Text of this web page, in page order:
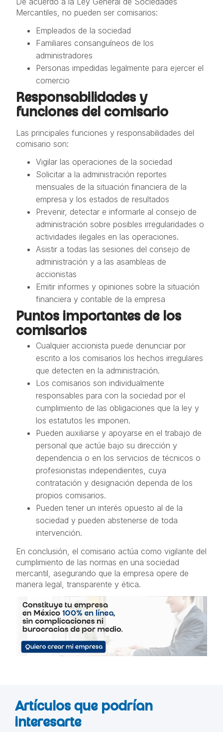
Mercantiles, no pueden ser comisarios:
Empleados de la sociedad
Familiares consanguíneos de los
administradores
Personas impedidas legalmente para ejercer el
comercio
Responsabilidades y
funciones del comisario
Las principales funciones y responsabilidades del
comisario son:
Vigilar las operaciones de la sociedad
Solicitar a la administración reportes
mensuales de la situación financiera de la
empresa y los estados de resultados
Prevenir, detectar e informarle al consejo de
administración sobre posibles irregularidades o
actividades ilegales en las operaciones.
Asistir a todas las sesiones del consejo de
administración y a las asambleas de
accionistas
Emitir informes y opiniones sobre la situación
financiera y contable de la empresa
Puntos importantes de los
comisarios
Cualquier accionista puede denunciar por
escrito a los comisarios los hechos irregulares
que detecten en la administración.
Los comisarios son individualmente
responsables para con la sociedad por el
cumplimiento de las obligaciones que la ley y
los estatutos les imponen.
Pueden auxiliarse y apoyarse en el trabajo de
personal que actúe bajo su dirección y
dependencia o en los servicios de técnicos o
profesionistas independientes, cuya
contratación y designación dependa de los
propios comisarios.
Pueden tener un interés opuesto al de la
sociedad y pueden abstenerse de toda
intervención.
En conclusión, el comisario actúa como vigilante del
cumplimiento de las normas en una sociedad
mercantil, asegurando que la empresa opere de
manera legal, transparente y ética.
Artículos que podrían
interesarte